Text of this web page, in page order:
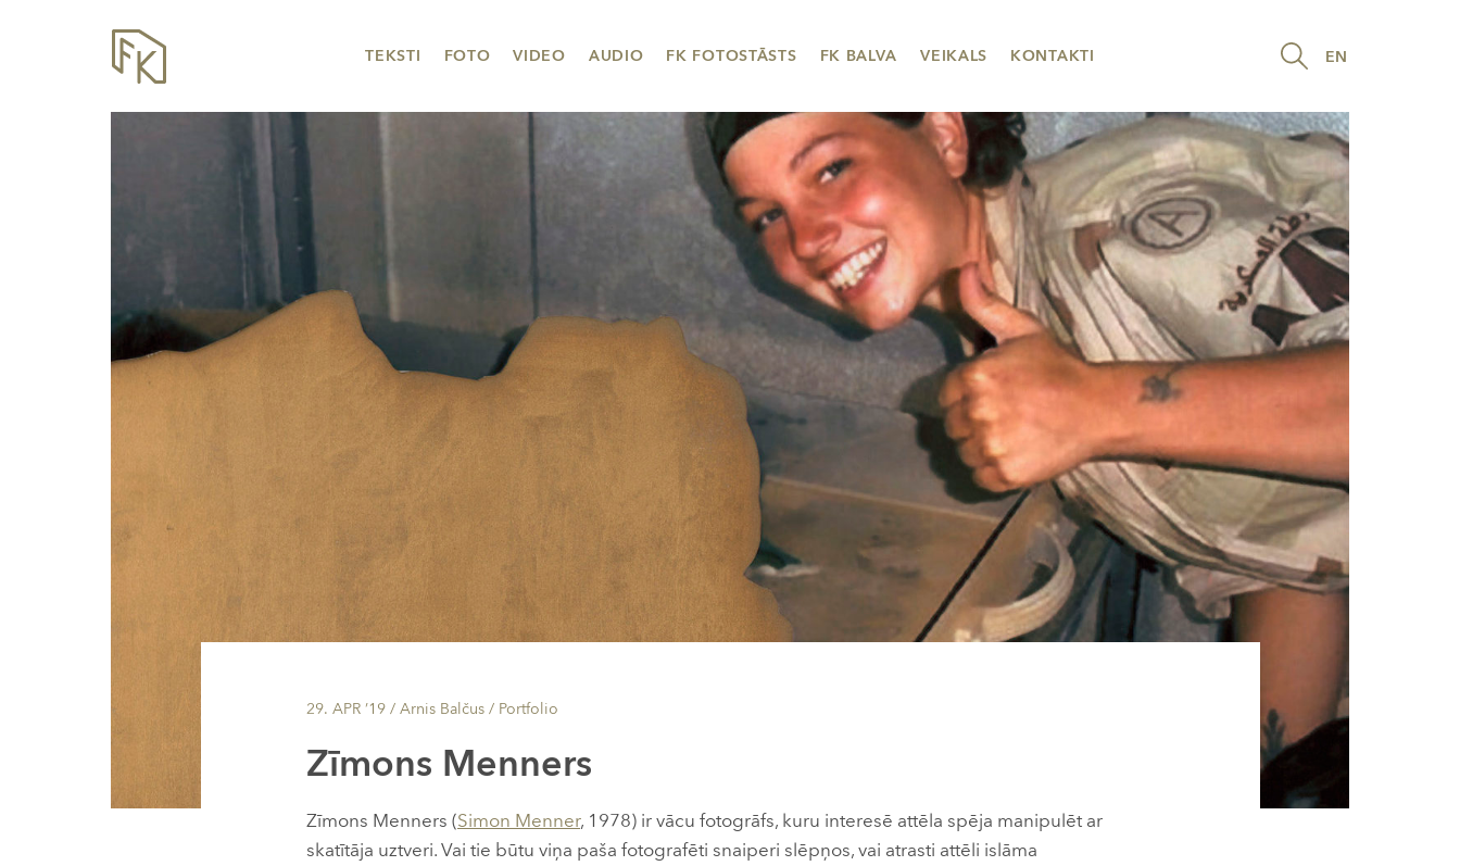
EN
TEKSTI FOTO VIDEO AUDIO FK FOTOSTĀSTS FK BALVA VEIKALS KONTAKTI
29. APR ’19 / Arnis Balčus / Portfolio
Zīmons Menners
Zīmons Menners (Simon Menner, 1978) ir vācu fotogrāfs, kuru interesē attēla spēja manipulēt ar
skatītāja uztveri. Vai tie būtu viņa paša fotografēti snaiperi slēpņos, vai atrasti attēli islāma